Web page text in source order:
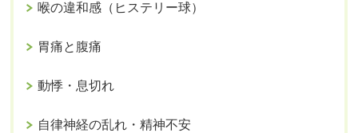
喉の違和感（ヒステリー球）
胃痛と腹痛
動悸・息切れ
自律神経の乱れ・精神不安